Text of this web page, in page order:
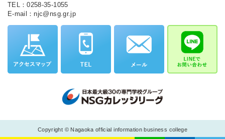
TEL：0258-35-1055
E-mail：njc@nsg.gr.jp
Copyright © Nagaoka official information business college